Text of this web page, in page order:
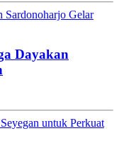
Sardonoharjo Gelar
Dayakan
untuk Perkuat